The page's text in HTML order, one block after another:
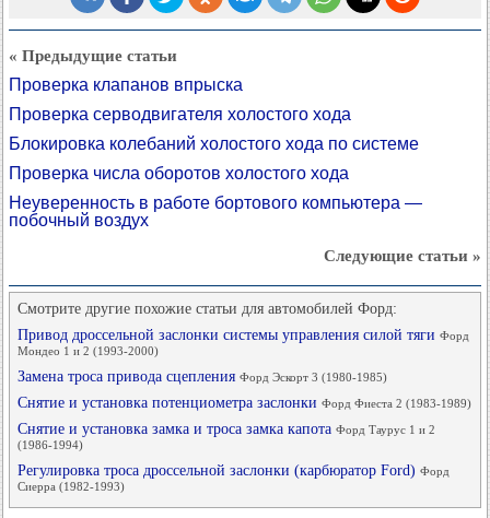
« Предыдущие статьи
Проверка клапанов впрыска
Проверка серводвигателя холостого хода
Блокировка колебаний холостого хода по системе
Проверка числа оборотов холостого хода
Неуверенность в работе бортового компьютера —
побочный воздух
Следующие статьи »
Смотрите другие похожие статьи для автомобилей Форд:
Привод дроссельной заслонки системы управления силой тяги Форд
Мондео 1 и 2 (1993-2000)
Замена троса привода сцепления Форд Эскорт 3 (1980-1985)
Снятие и установка потенциометра заслонки Форд Фиеста 2 (1983-1989)
Снятие и установка замка и троса замка капота Форд Таурус 1 и 2
(1986-1994)
Регулировка троса дроссельной заслонки (карбюратор Ford) Форд
Сиерра (1982-1993)